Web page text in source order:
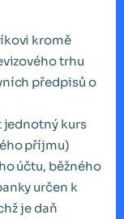
kromě
trhu
předpisů o
jednotný kurs
příjmu)
účtu, běžného
určen k
je daň